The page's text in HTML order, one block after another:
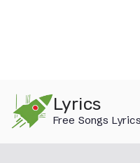
content
Lyrics
Free Songs